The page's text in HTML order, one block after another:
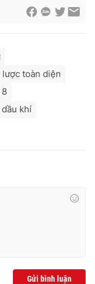
có sự chấp
phát hành lại
toàn diện
8
khí
Gửi bình luận